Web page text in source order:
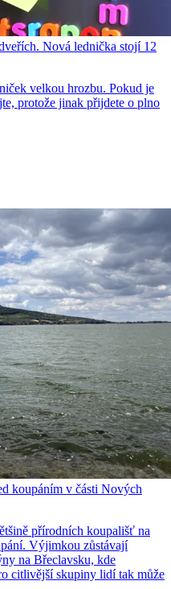
Nová lednička stojí 12
velkou hrozbu. Pokud je
protože jinak přijdete o plno
koupáním v části Nových
přírodních koupališť na
Výjimkou zůstávají
na Břeclavsku, kde
citlivější skupiny lidí tak může